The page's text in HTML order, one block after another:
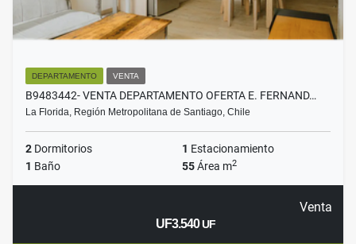
DEPARTAMENTO VENTA
B9483442- VENTA DEPARTAMENTO OFERTA E. FERNAND…
La Florida, Región Metropolitana de Santiago, Chile
2 Dormitorios 1 Estacionamiento
1 Baño 55Área m2
Venta
UF3.540UF